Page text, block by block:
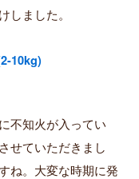
しました。
10kg)
不知火が入ってい
せていただきまし
ね。大変な時期に発